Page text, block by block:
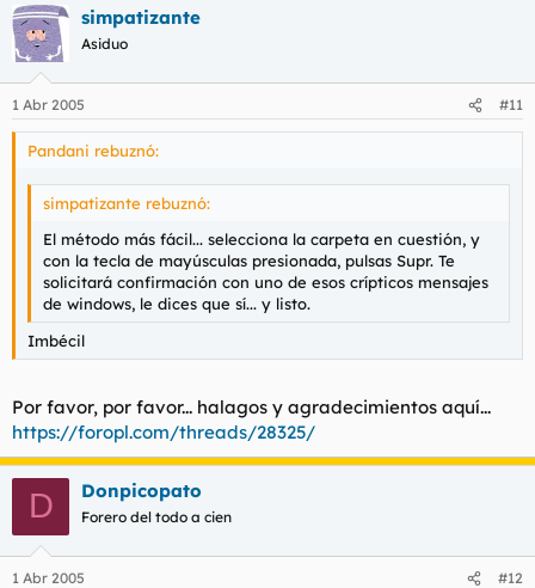
simpatizante
Asiduo
1 Abr 2005 #11
Pandani rebuznó:
simpatizante rebuznó:
El método más fácil... selecciona la carpeta en cuestión, y
con la tecla de mayúsculas presionada, pulsas Supr. Te
solicitará confirmación con uno de esos crípticos mensajes
de windows, le dices que sí... y listo.
Imbécil
Por favor, por favor... halagos y agradecimientos aquí...
https://foropl.com/threads/28325/
D Donpicopato
Forero del todo a cien
1 Abr 2005 #12